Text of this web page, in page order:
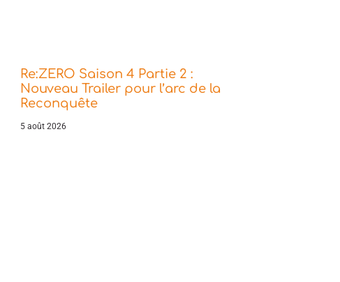
Re:ZERO Saison 4 Partie 2 :
Nouveau Trailer pour l’arc de la
Reconquête
5 août 2026